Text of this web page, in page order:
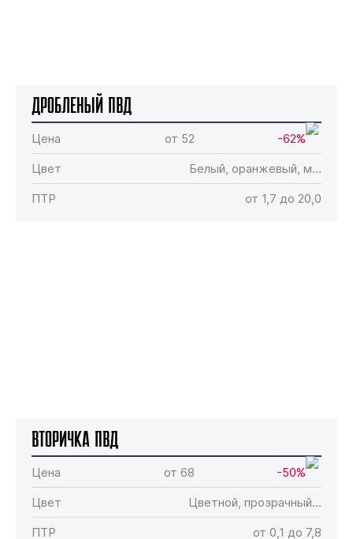
Дробленый ПВД
Цена от 52
-62%
Цвет
Белый, оранжевый, м…
ПТР
от 1,7 до 20,0
Вторичка ПВД
Цена от 68
-50%
Цвет
Цветной, прозрачный…
ПТР
от 0,1 до 7,8